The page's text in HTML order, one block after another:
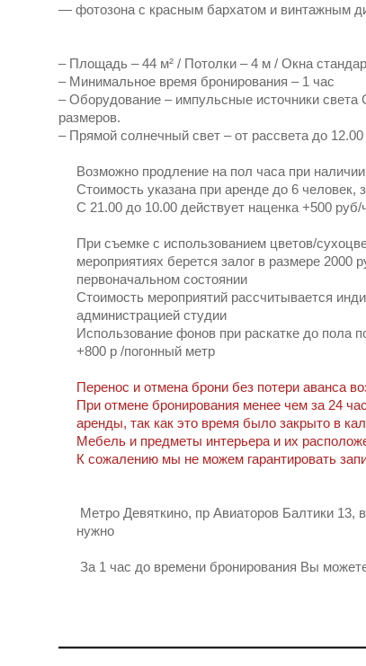
— фотозона с красным бархатом и винтажным
– Площадь – 44 м² / Потолки – 4 м / Окна
– Mинимальное время бронирования – 1 час
– Оборудование – импульсные источники
размеров.
– Прямой солнечный свет – от рассвета до 12.00
Возможно продление на пол часа при
Стоимость указана при аренде до 6 человек,
С 21.00 до 10.00 действует наценка +500 руб/
При съемке с использованием цветов/
мероприятиях берется залог в размере 2000
первоначальном состоянии
Стоимость мероприятий рассчитывается
администрацией студии
Использование фонов при раскатке до пола
+800 р /погонный метр
Перенос и отмена брони без потери аванса
При отмене бронирования менее чем за 24
аренды, так как это время было закрыто в
Мебель и предметы интерьера и их
К сожалению мы не можем гарантировать
Метро Девяткино, пр Авиаторов Балтики
нужно
За 1 час до времени бронирования Вы можете